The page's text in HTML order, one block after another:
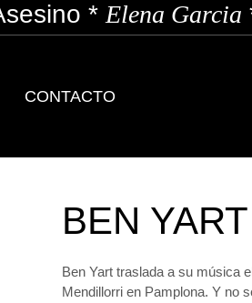
* Elena Garcia*
CONTACTO
BEN YART
Ben Yart traslada a su música
Mendillorri en Pamplona. Y no